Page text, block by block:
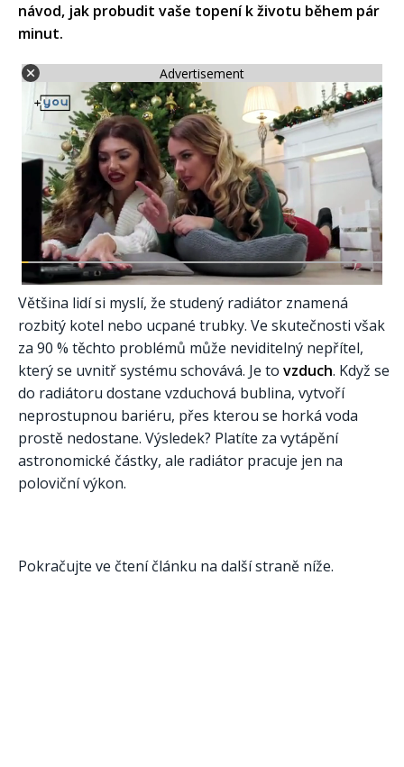
návod, jak probudit vaše topení k životu během pár
minut.
Advertisement
Většina lidí si myslí, že studený radiátor znamená
rozbitý kotel nebo ucpané trubky. Ve skutečnosti však
za 90 % těchto problémů může neviditelný nepřítel,
který se uvnitř systému schovává. Je to vzduch. Když se
do radiátoru dostane vzduchová bublina, vytvoří
neprostupnou bariéru, přes kterou se horká voda
prostě nedostane. Výsledek? Platíte za vytápění
astronomické částky, ale radiátor pracuje jen na
poloviční výkon.
Pokračujte ve čtení článku na další straně níže.